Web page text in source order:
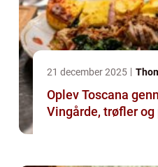
21 december 2025
Oplev Toscana
Vingårde, trøfler og